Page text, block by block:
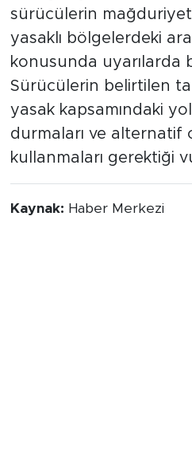
sürücülerin mağduriyet
yasaklı bölgelerdeki
konusunda uyarılarda
Sürücülerin belirtilen
yasak kapsamındaki
durmaları ve alternatif
kullanmaları gerektiği
Kaynak: Haber Merkezi